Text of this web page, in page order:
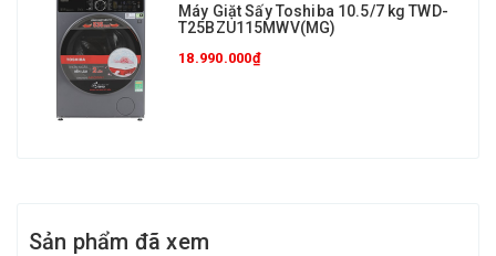
Máy Giặt Sấy Toshiba 10.5/7 kg TWD-
T25BZU115MWV(MG)
18.990.000₫
Sản phẩm đã xem